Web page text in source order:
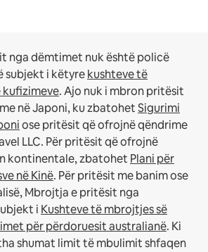
nga dëmtimet nuk është policë
subjekt i këtyrekushteve të
kufizimeve.Ajo nuk i mbron pritësit
në Japoni, ku zbatohetSigurimi
ose pritësit që ofrojnë qëndrime
LLC. Për pritësit që ofrojnë
kontinentale, zbatohet Plani për
në Kinë. Për pritësit me banim ose
Mbrojtja e pritësit nga
i Kushteve të mbrojtjes së
për përdoruesit australianë. Ki
shumat limit të mbulimit shfaqen